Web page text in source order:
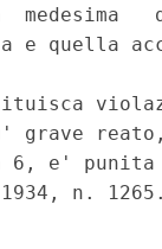
e quella
grave
6, e'